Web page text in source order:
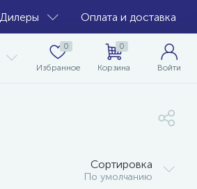
Дилеры Оплата и доставка
0
Избранное
0
Корзина Войти
Сортировка
По умолчанию